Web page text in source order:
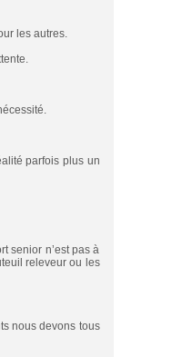
les autres.
parfois plus un
senior n’est pas à
releveur ou les
nous devons tous